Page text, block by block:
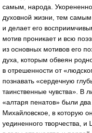
самым, народа.
духовной жизни, тем
и делает его
мотив проникает и всю
из основных мотивов его
духа, которым обвеян
в отрешенности от
познавать «сердечную
таинственные чувства». В
«алтаря пенатов» были
Михайловское, в которую
уединенного творчества,